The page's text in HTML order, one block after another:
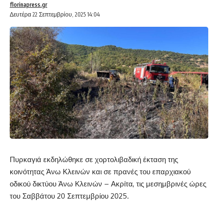
Δευτέρα 22 Σεπτεμβρίου, 2025 14:04
florinapress.gr
Πυρκαγιά εκδηλώθηκε σε χορτολιβαδική έκταση της
κοινότητας Άνω Κλεινών και σε πρανές του επαρχιακού
οδικού δικτύου Άνω Κλεινών – Ακρίτα, τις μεσημβρινές ώρες
του Σαββάτου 20 Σεπτεμβρίου 2025.